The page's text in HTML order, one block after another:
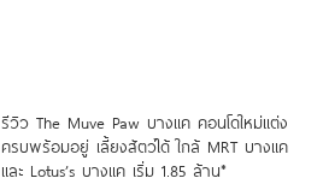
รีวิว The Muve Paw บางแค คอนโดใหม่แต่ง
ครบพร้อมอยู่ เลี้ยงสัตว์ได้ ใกล้ MRT บางแค
และ Lotus’s บางแค เริ่ม 1.85 ล้าน*